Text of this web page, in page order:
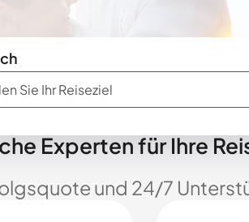
Experten für Ihre
und 24/7